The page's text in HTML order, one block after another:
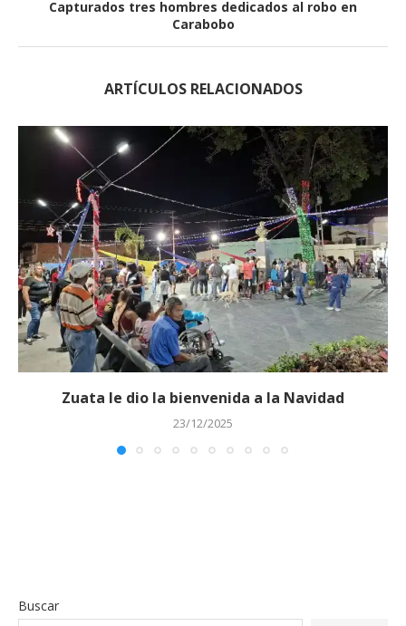
Capturados tres hombres dedicados al robo en
Carabobo
ARTÍCULOS RELACIONADOS
Zuata le dio la bienvenida a la Navidad
23/12/2025
Buscar